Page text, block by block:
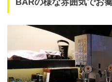
BARの様な雰囲気でお